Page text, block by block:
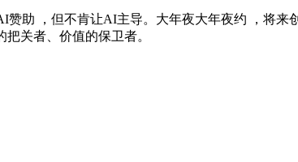
 ，但不肯让AI主导。大年夜大年夜约 ，将
、价值的保卫者。